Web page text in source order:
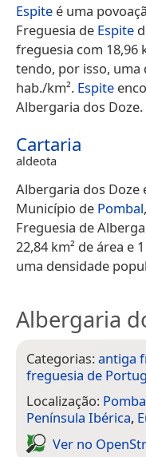
Espite é uma
Freguesia de Espite
freguesia com 18,96
tendo, por isso, uma
hab./km². Espite
Albergaria dos Doze.
Cartaria
aldeota
Albergaria dos Doze
Município de Pombal,
Freguesia de
22,84 km² de área e
uma densidade
Albergaria
Categorias:antiga
freguesia de
Localização:
Península Ibérica,
Ver no